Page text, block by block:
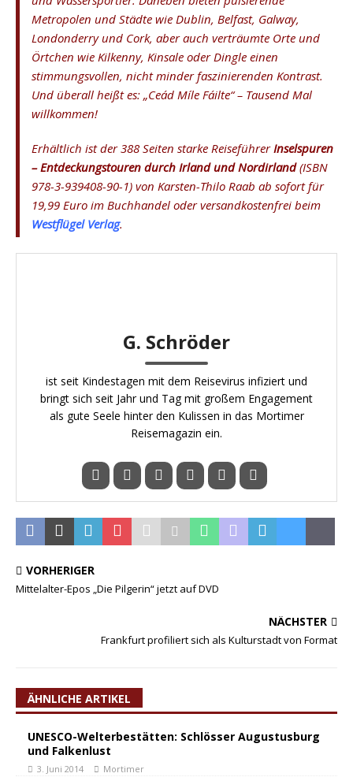
Metropolen und Städte wie Dublin, Belfast, Galway,
Londonderry und Cork, aber auch verträumte Orte und
Örtchen wie Kilkenny, Kinsale oder Dingle einen
stimmungsvollen, nicht minder faszinierenden Kontrast.
Und überall heißt es: „Ceád Míle Fáilte“ – Tausend Mal
willkommen!
Erhältlich ist der 388 Seiten starke ReiseführerInselspuren
– Entdeckungstouren durch Irland und Nordirland(ISBN
978-3-939408-90-1) von Karsten-Thilo Raab ab sofort für
19,99 Euro im Buchhandel oder versandkostenfrei beim
Westflügel Verlag.
G. Schröder
ist seit Kindestagen mit dem Reisevirus infiziert und
bringt sich seit Jahr und Tag mit großem Engagement
als gute Seele hinter den Kulissen in das Mortimer
Reisemagazin ein.
VORHERIGER
Mittelalter-Epos „Die Pilgerin“ jetzt auf DVD
NÄCHSTER
Frankfurt profiliert sich als Kulturstadt von Format
ÄHNLICHE ARTIKEL
UNESCO-Welterbestätten: Schlösser Augustusburg
und Falkenlust
3. Juni 2014 Mortimer